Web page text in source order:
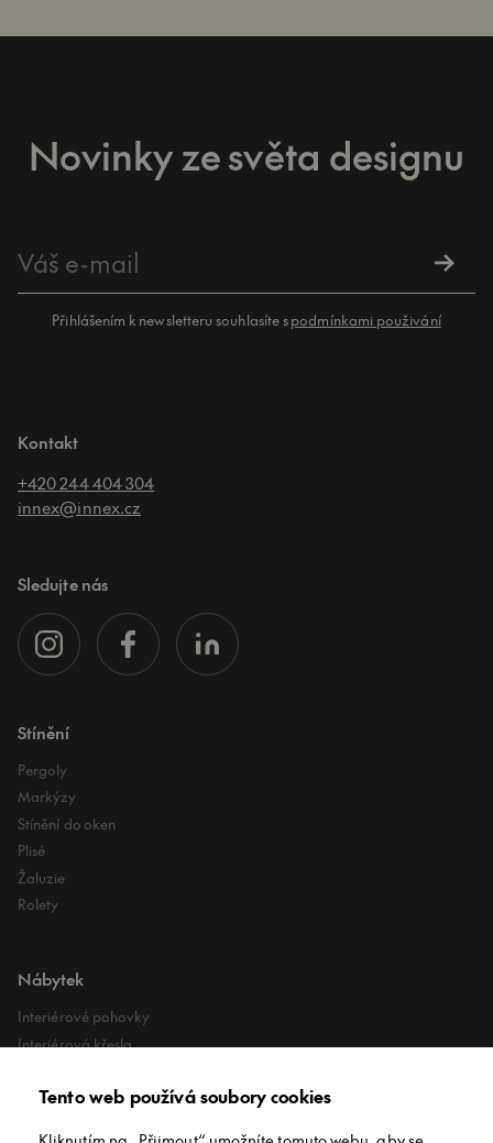
Novinky ze světa designu
Přihlášením k newsletteru souhlasíte spodmínkami použivání
Kontakt
+420 244 404 304
innex@innex.cz
Sledujte nás
Stínění
Pergoly
Markýzy
Stínění do oken
Plisé
Žaluzie
Rolety
Nábytek
Interiérové pohovky
Interiérová křesla
Lehátka
Tento web používá soubory cookies